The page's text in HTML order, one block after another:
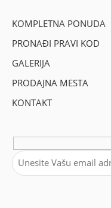
KOMPLETNA PONUDA
PRONAĐI PRAVI KOD
GALERIJA
PRODAJNA MESTA
KONTAKT